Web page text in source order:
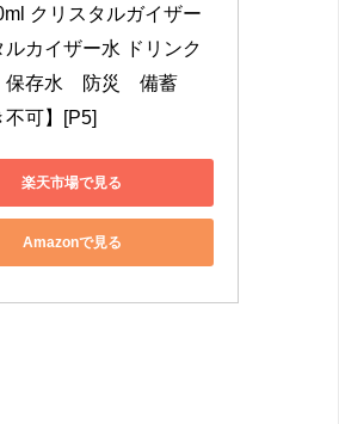
クリスタルガイザー
ルカイザー水 ドリンク
保存水　防災　備蓄
不可】[P5]
楽天市場で見る
Amazonで見る